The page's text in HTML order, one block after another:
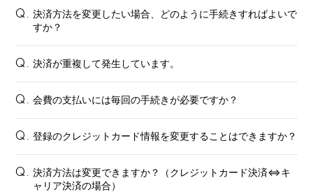
会員登録 ログイン
FANCLUB
Q. 決済方法を変更したい場合、どのように手続きすればよいで
すか？
Q. 決済が重複して発生しています。
Q. 会費の支払いには毎回の手続きが必要ですか？
Q. 登録のクレジットカード情報を変更することはできますか？
Q. 決済方法は変更できますか？（クレジットカード決済⇔キ
ャリア決済の場合）